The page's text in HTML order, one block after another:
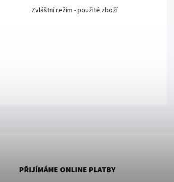
Zvláštní režim - použité zboží
PŘIJÍMÁME ONLINE PLATBY